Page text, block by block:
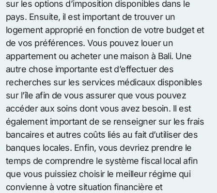
sur les options d’imposition disponibles dans le
pays. Ensuite, il est important de trouver un
logement approprié en fonction de votre budget et
de vos préférences. Vous pouvez louer un
appartement ou acheter une maison à Bali. Une
autre chose importante est d’effectuer des
recherches sur les services médicaux disponibles
sur l’île afin de vous assurer que vous pouvez
accéder aux soins dont vous avez besoin. Il est
également important de se renseigner sur les frais
bancaires et autres coûts liés au fait d’utiliser des
banques locales. Enfin, vous devriez prendre le
temps de comprendre le système fiscal local afin
que vous puissiez choisir le meilleur régime qui
convienne à votre situation financière et